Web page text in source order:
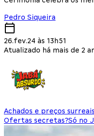
Pedro Siqueira
26.fev.24 às 13h51
Atualizado há mais de 2
Achados e preços surreais
Ofertas secretas?Só no